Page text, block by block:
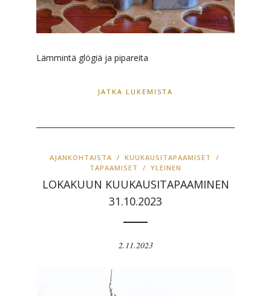
Lämmintä glögiä ja pipareita
JATKA LUKEMISTA
AJANKOHTAISTA / KUUKAUSITAPAAMISET
/
TAPAAMISET
/ YLEINEN
LOKAKUUN KUUKAUSITAPAAMINEN
31.10.2023
2.11.2023